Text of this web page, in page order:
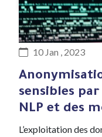
#Article de blog
10 Jan , 2023
sensibles
NLP et des
L’exploitation des